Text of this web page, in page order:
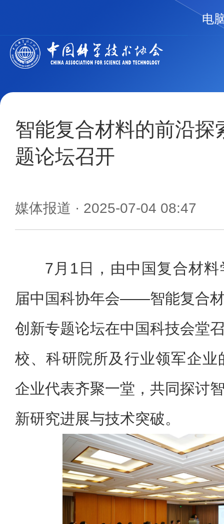
电
智能复合材料的前沿探
题论坛召开
媒体报道 · 2025-07-04 08:47
7月1日，由中国复合材
届中国科协年会——智能复合
创新专题论坛在中国科技会堂
校、科研院所及行业领军企
企业代表齐聚一堂，共同探讨
新研究进展与技术突破。